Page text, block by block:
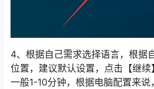
4、根据自己需求选择语言，根据
位置，建议默认设置，点击【继
一般1-10分钟，根据电脑配置来说